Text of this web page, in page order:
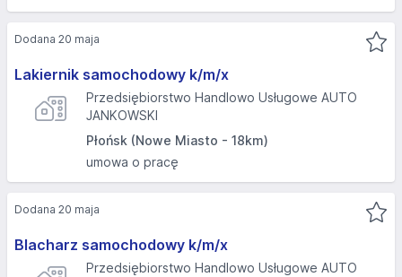
Lakiernik samochodowy k/m/x
Przedsiębiorstwo Handlowo Usługowe AUTO
JANKOWSKI
Płońsk (Nowe Miasto - 18km)
umowa o pracę
Dodana 20 maja
Blacharz samochodowy k/m/x
Przedsiębiorstwo Handlowo Usługowe AUTO
Dodana 20 maja